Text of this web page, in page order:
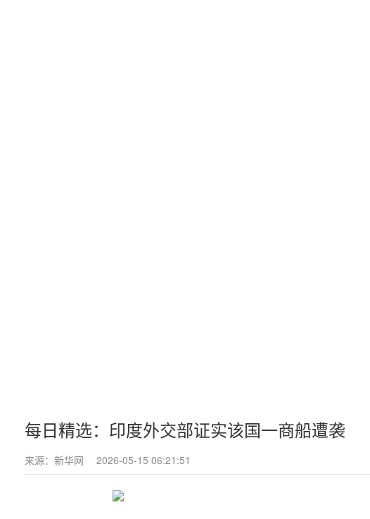
每日精选：印度外交部证实该国一商船遭袭
来源：新华网 2026-05-15 06:21:51